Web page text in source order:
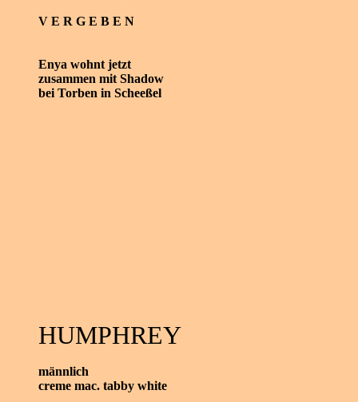
V E R G E B E N
Enya wohnt jetzt
zusammen mit Shadow
bei Torben in Scheeßel
HUMPHREY
männlich
creme mac. tabby white